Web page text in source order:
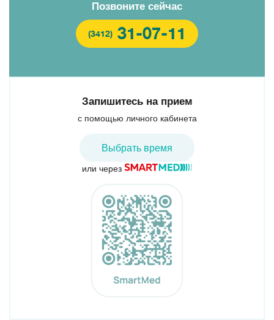
Позвоните сейчас
(3412) 31-07-11
Запишитесь на прием
с помощью личного кабинета
Выбрать время
или через